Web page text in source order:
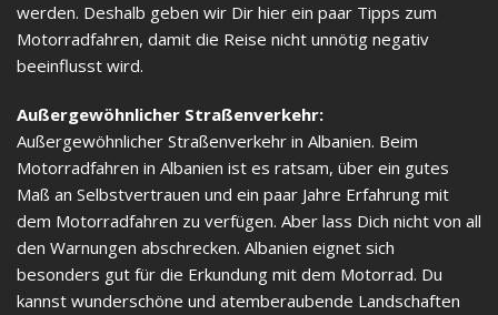
werden. Deshalb geben wir Dir hier ein paar Tipps zum
Motorradfahren, damit die Reise nicht unnötig negativ
beeinflusst wird.
Außergewöhnlicher Straßenverkehr:
Außergewöhnlicher Straßenverkehr in Albanien. Beim
Motorradfahren in Albanien ist es ratsam, über ein gutes
Maß an Selbstvertrauen und ein paar Jahre Erfahrung mit
dem Motorradfahren zu verfügen. Aber lass Dich nicht von all
den Warnungen abschrecken. Albanien eignet sich
besonders gut für die Erkundung mit dem Motorrad. Du
kannst wunderschöne und atemberaubende Landschaften